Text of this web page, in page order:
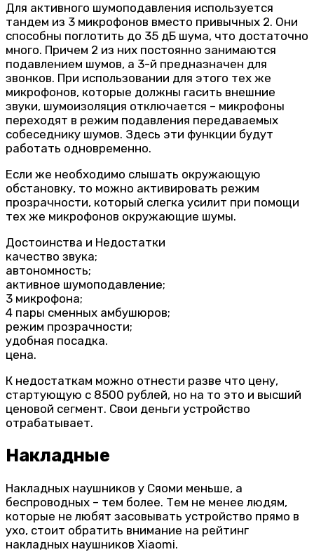
Для активного шумоподавления используется
тандем из 3 микрофонов вместо привычных 2. Они
способны поглотить до 35 дБ шума, что достаточно
много. Причем 2 из них постоянно занимаются
подавлением шумов, а 3-й предназначен для
звонков. При использовании для этого тех же
микрофонов, которые должны гасить внешние
звуки, шумоизоляция отключается – микрофоны
переходят в режим подавления передаваемых
собеседнику шумов. Здесь эти функции будут
работать одновременно.
Если же необходимо слышать окружающую
обстановку, то можно активировать режим
прозрачности, который слегка усилит при помощи
тех же микрофонов окружающие шумы.
Достоинства и Недостатки
качество звука;
автономность;
активное шумоподавление;
3 микрофона;
4 пары сменных амбушюров;
режим прозрачности;
удобная посадка.
цена.
К недостаткам можно отнести разве что цену,
стартующую с 8500 рублей, но на то это и высший
ценовой сегмент. Свои деньги устройство
отрабатывает.
Накладные
Накладных наушников у Сяоми меньше, а
беспроводных – тем более. Тем не менее людям,
которые не любят засовывать устройство прямо в
ухо, стоит обратить внимание на рейтинг
накладных наушников Xiaomi.